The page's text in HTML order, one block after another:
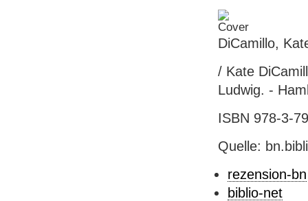
DiCamillo,
/ Kate
Ludwig. -
ISBN 978-3-
Quelle:
rezension-bn
biblio-net